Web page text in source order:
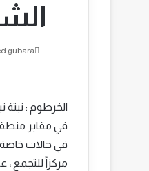
gubara
الخرطوم : نبتة
في مقابر
في حالات خاصة
مركزاً للتجمع ،